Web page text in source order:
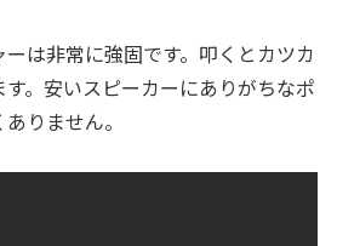
は非常に強固です。叩くとカツカ
。安いスピーカーにありがちなポ
りません。